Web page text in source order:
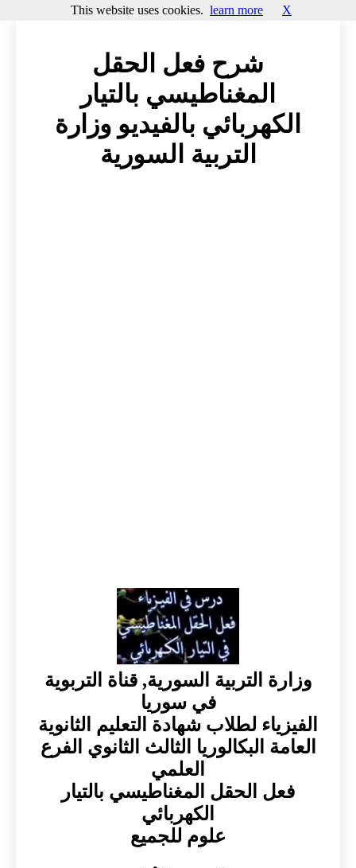
شرح فعل الحقل
المغناطيسي بالتيار
الكهربائي بالفيديو وزارة
التربية السورية
وزارة التربية السورية, قناة التربوية
في سوريا
الفيزياء لطلاب شهادة التعليم الثانوية
العامة البكالوريا الثالث الثانوي الفرع
العلمي
فعل الحقل المغناطيسي بالتيار
الكهربائي
علوم للجميع
This website uses cookies. learn more X